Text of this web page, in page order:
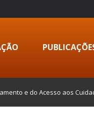
e do Acesso aos